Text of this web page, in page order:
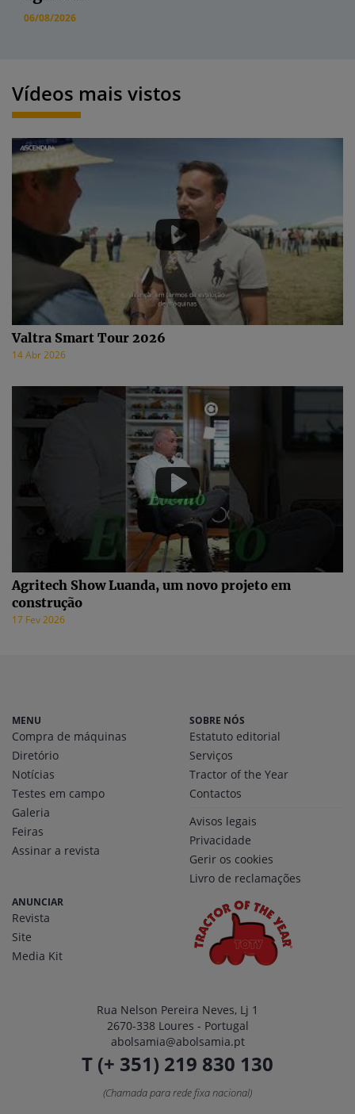
06/08/2026
Vídeos mais vistos
Valtra Smart Tour 2026
14 Abr 2026
Agritech Show Luanda, um novo projeto em
construção
17 Fev 2026
MENU
Compra de máquinas
Diretório
Notícias
Testes em campo
Galeria
Feiras
Assinar a revista
SOBRE NÓS
Estatuto editorial
Serviços
Tractor of the Year
Contactos
Avisos legais
Privacidade
Gerir os cookies
Livro de reclamações
ANUNCIAR
Revista
Site
Media Kit
Rua Nelson Pereira Neves, Lj 1
2670-338 Loures - Portugal
abolsamia@abolsamia.pt
T (+ 351) 219 830 130
(Chamada para rede fixa nacional)